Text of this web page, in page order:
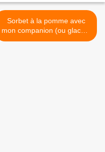
Sorbet à la pomme avec
mon companion (ou glace à
l'italienne) >